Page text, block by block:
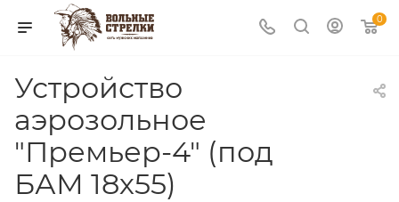
0
Устройство
аэрозольное
"Премьер-4" (под
БАМ 18х55)